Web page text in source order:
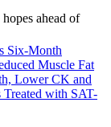
ahead of
Six-Month
Muscle Fat
Lower CK and
with SAT-